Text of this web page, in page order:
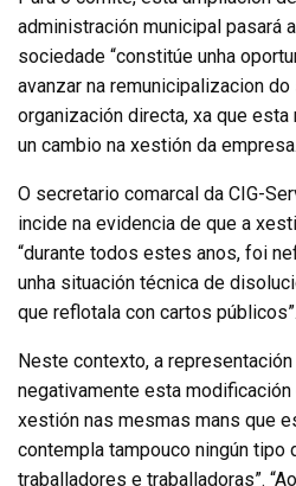
administración municipal pasará
sociedade “constitúe unha
avanzar na remunicipalizacion
organización directa, xa que
un cambio na xestión da empresa.
O secretario comarcal da CIG-
incide na evidencia de que a
“durante todos estes anos, foi
unha situación técnica de
que reflotala con cartos públicos”.
Neste contexto, a
negativamente esta
xestión nas mesmas mans que
contempla tampouco ningún tipo
traballadores e traballadoras”.